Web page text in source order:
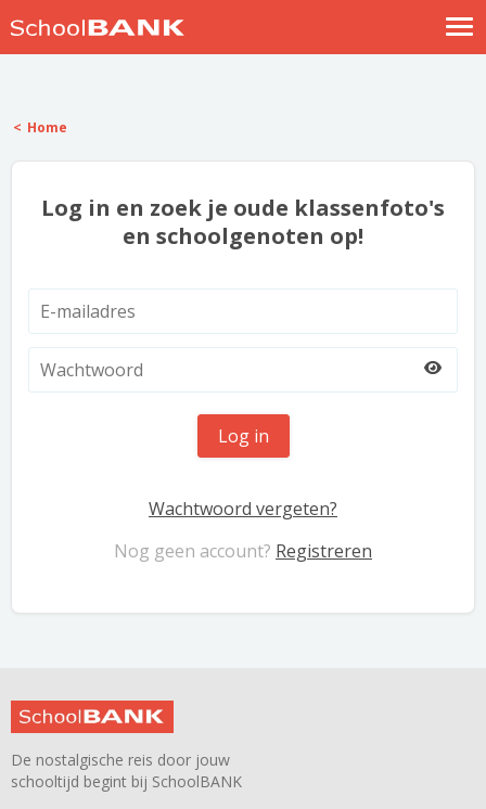
Help
Home
Log in en zoek je oude klassenfoto's
en schoolgenoten op!
Log in
Wachtwoord vergeten?
Nog geen account? Registreren
De nostalgische reis door jouw
schooltijd begint bij SchoolBANK